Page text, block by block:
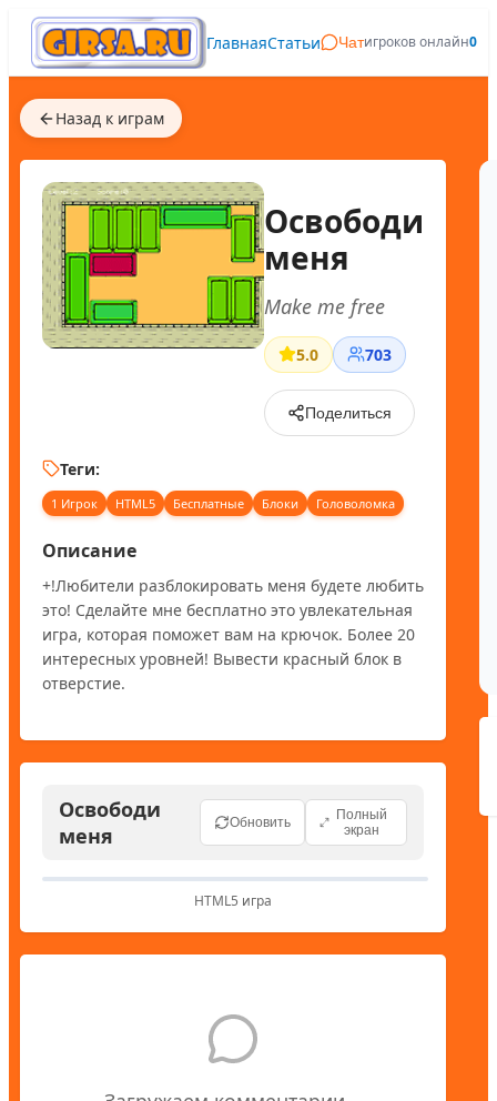
ГлавнаяСтатьи Чатигроков онлайн0
Назад к играм
Освободи
меня
Make me free
5.0 703
Поделиться
Теги:
1 Игрок HTML5 Бесплатные Блоки Головоломка
Описание
+!Любители разблокировать меня будете любить
это! Сделайте мне бесплатно это увлекательная
игра, которая поможет вам на крючок. Более 20
интересных уровней! Вывести красный блок в
отверстие.
Освободи
меня
Обновить
Полный
экран
HTML5 игра